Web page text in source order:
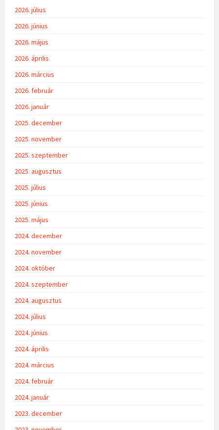
2026. július
2026. június
2026. május
2026. április
2026. március
2026. február
2026. január
2025. december
2025. november
2025. szeptember
2025. augusztus
2025. július
2025. június
2025. május
2024. december
2024. november
2024. október
2024. szeptember
2024. augusztus
2024. július
2024. június
2024. április
2024. március
2024. február
2024. január
2023. december